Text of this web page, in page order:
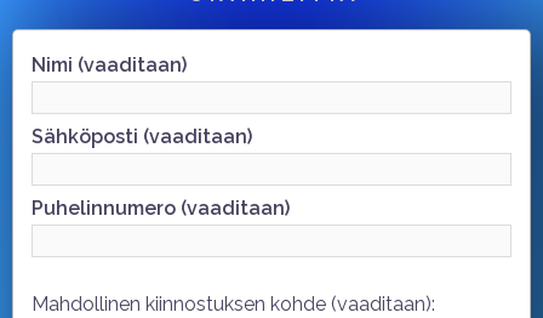
Nimi (vaaditaan)
Sähköposti (vaaditaan)
Puhelinnumero (vaaditaan)
Mahdollinen kiinnostuksen kohde (vaaditaan):